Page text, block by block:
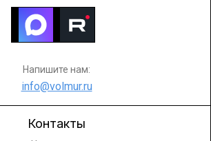
Напишите нам:
info@volmur.ru
Контакты